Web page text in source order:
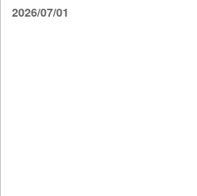
2026/07/01